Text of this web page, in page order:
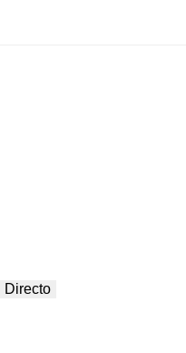
Directo